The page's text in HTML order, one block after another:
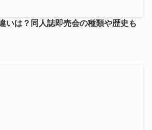
いは？同人誌即売会の種類や歴史も